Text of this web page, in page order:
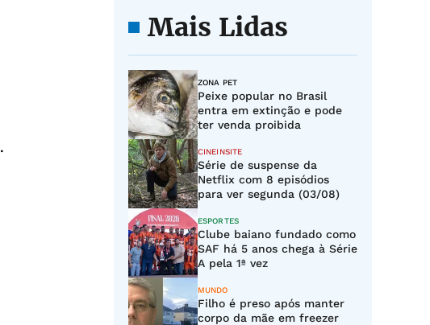
Mais Lidas
ZONA PET
Peixe popular no Brasil
entra em extinção e pode
ter venda proibida
CINEINSITE
Série de suspense da
Netflix com 8 episódios
para ver segunda (03/08)
ESPORTES
Clube baiano fundado como
SAF há 5 anos chega à Série
A pela 1ª vez
MUNDO
Filho é preso após manter
corpo da mãe em freezer